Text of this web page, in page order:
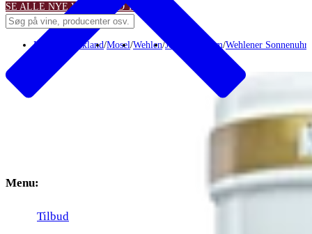
Menu:
Tilbud
SE ALLE NYE VINTILBUDTILBUD
Hvidvin Tyskland/Mosel/Wehlen/Joh. Jos. Prüm/Wehlener Sonnenuhr